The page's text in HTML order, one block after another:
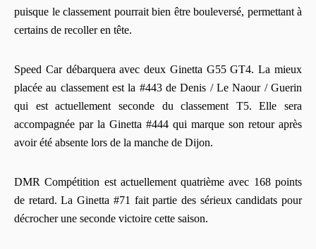
puisque le classement pourrait bien être bouleversé, permettant à
certains de recoller en tête.
Speed Car débarquera avec deux Ginetta G55 GT4. La mieux
placée au classement est la #443 de Denis / Le Naour / Guerin
qui est actuellement seconde du classement T5. Elle sera
accompagnée par la Ginetta #444 qui marque son retour après
avoir été absente lors de la manche de Dijon.
DMR Compétition est actuellement quatrième avec 168 points
de retard. La Ginetta #71 fait partie des sérieux candidats pour
décrocher une seconde victoire cette saison.